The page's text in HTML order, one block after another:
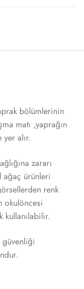
bölümlerinin
matı ,yaprağın
alır.
zararı
ağaç ürünleri
renk
okulöncesi
kullanılabilir.
güvenliği